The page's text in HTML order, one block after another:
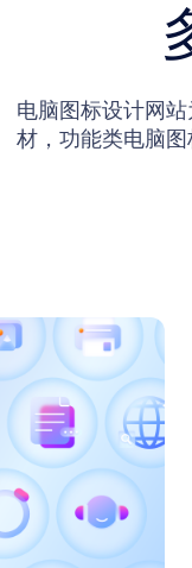
电脑图标设计网
材，功能类电脑